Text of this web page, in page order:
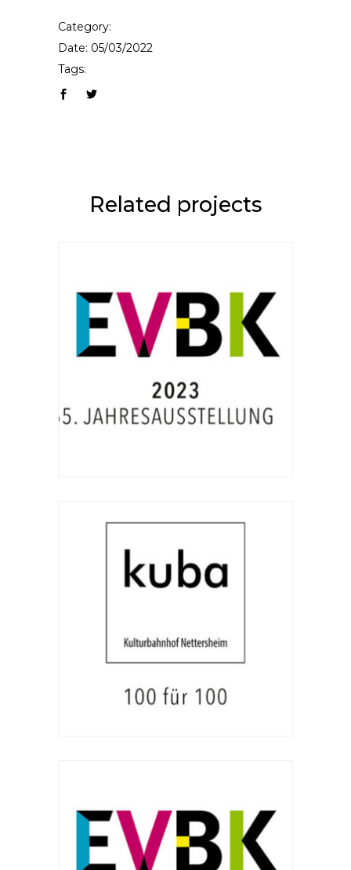
Category:
Date: 05/03/2022
Tags:
Related projects